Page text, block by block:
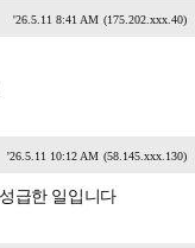
'26.5.11 8:41 AM (175.202.xxx.40)
'26.5.11 10:12 AM (58.145.xxx.130)
급한 일입니다